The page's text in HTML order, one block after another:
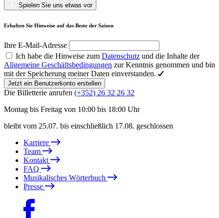
Spielen Sie uns etwas vor
Erhalten Sie Hinweise auf das Beste der Saison
Ihre E-Mail-Adresse
Ich habe die Hinweise zum Datenschutz und die Inhalte der
Allgemeine Geschäftsbedingungen zur Kenntnis genommen und bin
mit der Speicherung meiner Daten einverstanden.
Jetzt ein Benutzerkonto erstellen
Die Billetterie anrufen (+352) 26 32 26 32
Montag bis Freitag von 10:00 bis 18:00 Uhr
bleibt vom 25.07. bis einschließlich 17.08. geschlossen
Karriere
Team
Kontakt
FAQ
Musikalisches Wörterbuch
Presse